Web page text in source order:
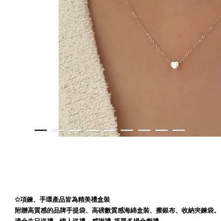
✩項鍊、手環產品皆為精美禮盒裝
附贈高質感的品牌手提袋、高磅數質感海綿盒裝、擦銀布、收納夾鍊袋。